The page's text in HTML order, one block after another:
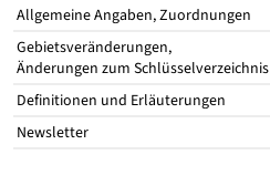
Allgemeine Angaben, Zuordnungen
Gebietsveränderungen,
Änderungen zum Schlüsselverzeichnis
Definitionen und Erläuterungen
Newsletter